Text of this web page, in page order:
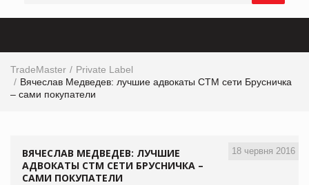
TradeMaster
Private Label
Вячеслав Медведев: лучшие адвокаты СТМ сети Брусничка
– сами покупатели
18 червня 2016
ВЯЧЕСЛАВ МЕДВЕДЕВ: ЛУЧШИЕ
АДВОКАТЫ СТМ СЕТИ БРУСНИЧКА –
САМИ ПОКУПАТЕЛИ